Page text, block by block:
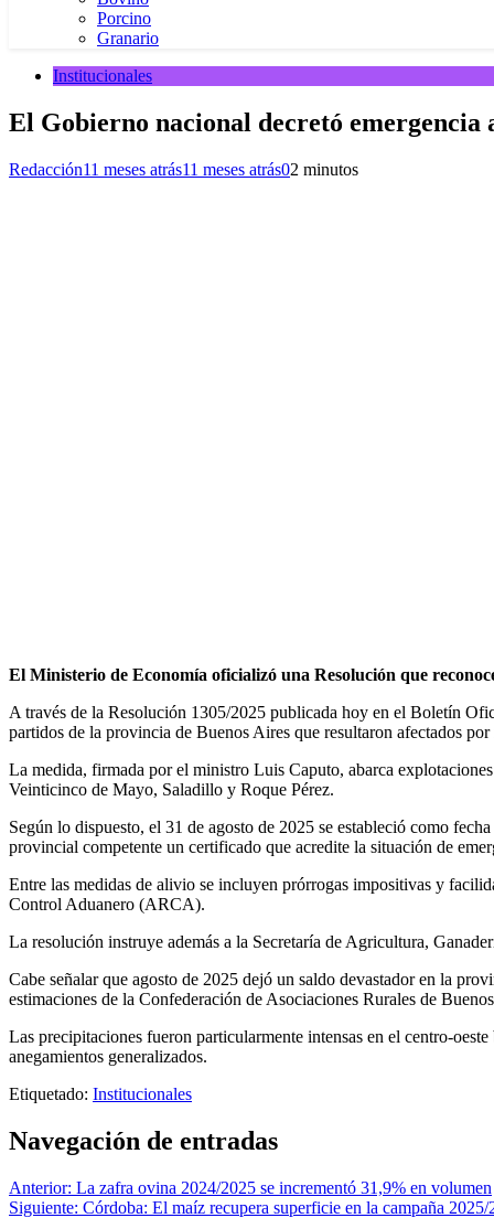
Porcino
Granario
Institucionales
El Gobierno nacional decretó emergencia
Redacción11 meses atrás11 meses atrás02 minutos
El Ministerio de Economía oficializó una Resolución que
A través de la Resolución 1305/2025 publicada hoy en el Boletín
partidos de la provincia de Buenos Aires que resultaron afectados
La medida, firmada por el ministro Luis Caputo, abarca
Veinticinco de Mayo, Saladillo y Roque Pérez.
Según lo dispuesto, el 31 de agosto de 2025 se estableció como
provincial competente un certificado que acredite la situación de
Entre las medidas de alivio se incluyen prórrogas impositivas y
Control Aduanero (ARCA).
La resolución instruye además a la Secretaría de Agricultura,
Cabe señalar que agosto de 2025 dejó un saldo devastador en la
estimaciones de la Confederación de Asociaciones Rurales de
Las precipitaciones fueron particularmente intensas en el centro-
anegamientos generalizados.
Etiquetado: Institucionales
Navegación de entradas
Anterior: La zafra ovina 2024/2025 se incrementó 31,9% en volumen
Siguiente: Córdoba: El maíz recupera superficie en la campaña 2025/